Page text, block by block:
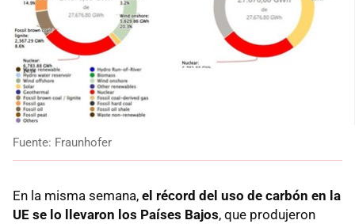
Fuente: Fraunhofer
En la misma semana, el récord del uso de carbón en la
UE se lo llevaron los Países Bajos, que produjeron